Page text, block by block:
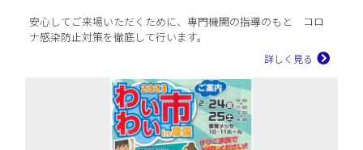
安心してご来場いただくために、専門機関の指導のもと コロ
ナ感染防止対策を徹底して行います。
モノづくりの現場の課題解決への手助けをさせていただければ
詳しく見る